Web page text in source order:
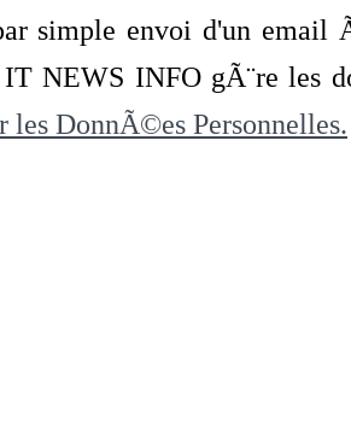
simple envoi d'un
NEWS INFO gÃ¨re les
les DonnÃ©es Personnelles.